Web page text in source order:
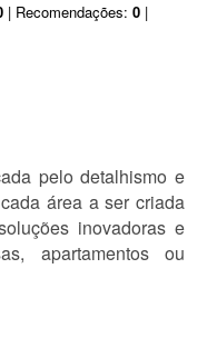
| Recomendações: 0 |
pelo detalhismo e
área a ser criada
inovadoras e
apartamentos ou